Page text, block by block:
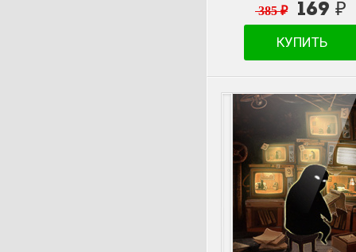
385 ₽ 169 ₽
КУПИТЬ